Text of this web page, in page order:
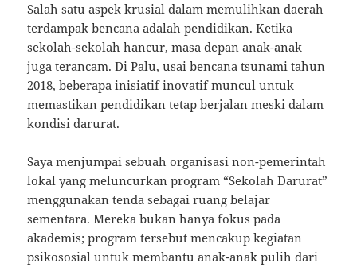
Salah satu aspek krusial dalam memulihkan daerah
terdampak bencana adalah pendidikan. Ketika
sekolah-sekolah hancur, masa depan anak-anak
juga terancam. Di Palu, usai bencana tsunami tahun
2018, beberapa inisiatif inovatif muncul untuk
memastikan pendidikan tetap berjalan meski dalam
kondisi darurat.
Saya menjumpai sebuah organisasi non-pemerintah
lokal yang meluncurkan program “Sekolah Darurat”
menggunakan tenda sebagai ruang belajar
sementara. Mereka bukan hanya fokus pada
akademis; program tersebut mencakup kegiatan
psikososial untuk membantu anak-anak pulih dari